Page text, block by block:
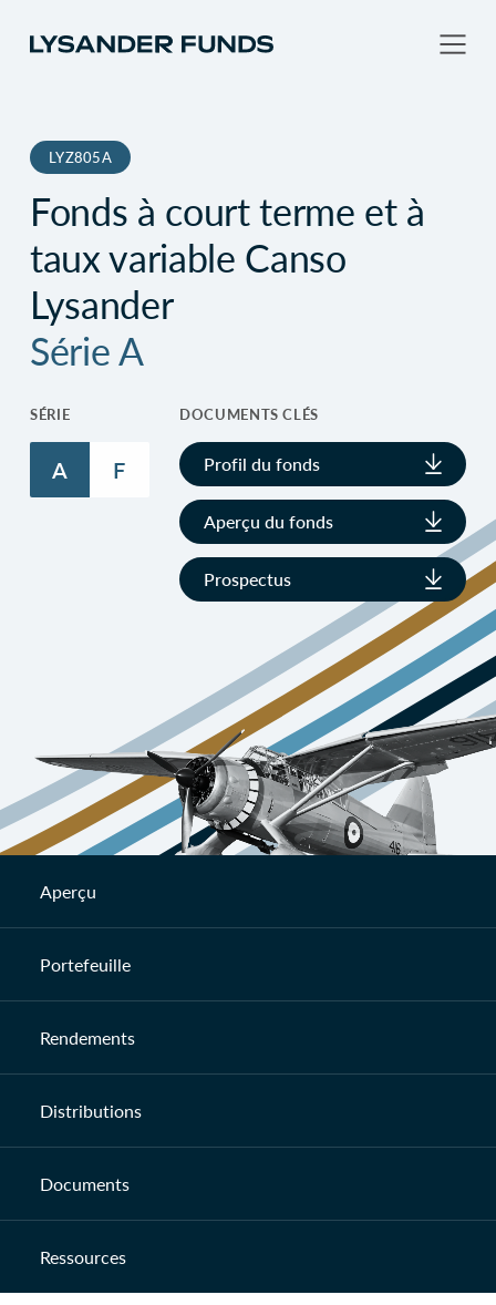
LYZ805A
Fonds à court terme et à
taux variable Canso
Lysander
Série A
SÉRIE
A F
DOCUMENTS CLÉS
Profil du fonds
Aperçu du fonds
Prospectus
Aperçu
Portefeuille
Rendements
Distributions
Documents
Ressources